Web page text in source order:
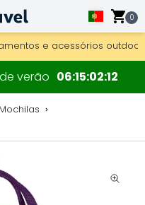
0
para mapas de madeira e
e acessórios outdoor.
verão 06 15 02 12
Mochilas